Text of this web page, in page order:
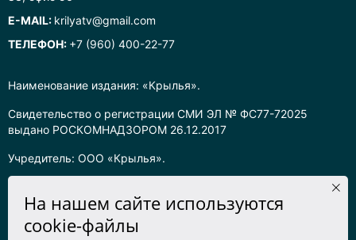
Наименование издания: «Крылья».
Свидетельство о регистрации СМИ ЭЛ № ФС77-72025
выдано РОСКОМНАДЗОРОМ 26.12.2017
Учредитель: ООО «Крылья».
Информация на сайте предназначена для лиц старше 16 лет.
E-MAIL: krilyatv@gmail.com
ТЕЛЕФОН: +7 (960) 400-22-77
На нашем сайте используются
cookie-файлы